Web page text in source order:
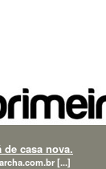
casa nova.
[...]